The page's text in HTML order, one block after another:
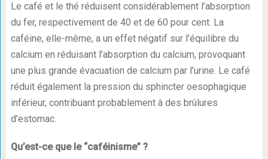
Le café et le thé réduisent considérablement l’absorption
du fer, respectivement de 40 et de 60 pour cent. La
caféine, elle-même, a un effet négatif sur l’équilibre du
calcium en réduisant l’absorption du calcium, provoquant
une plus grande évacuation de calcium par l’urine. Le café
réduit également la pression du sphincter oesophagique
inférieur, contribuant probablement à des brûlures
d’estomac.
Qu’est-ce que le “caféinisme” ?